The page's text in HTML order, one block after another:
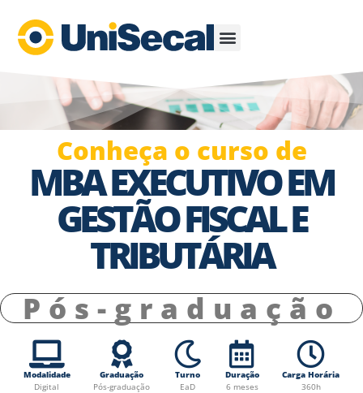
Conheça o curso de
MBA EXECUTIVO EM
GESTÃO FISCAL E
TRIBUTÁRIA
Pós-graduação
Modalidade
Digital
Graduação
Pós-graduação
Turno
EaD
Duração
6 meses
Carga Horária
360h